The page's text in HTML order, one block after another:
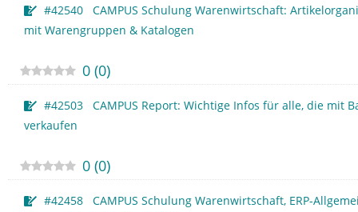
#42540 CAMPUS Schulung Warenwirtschaft:
mit Warengruppen & Katalogen
0 (0)
#42503 CAMPUS Report: Wichtige Infos für alle, die mit
verkaufen
0 (0)
#42458 CAMPUS Schulung Warenwirtschaft, ERP-